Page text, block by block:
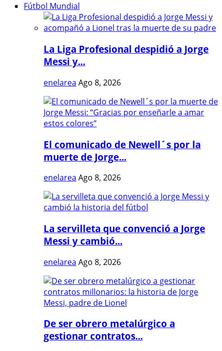
Fútbol Mundial
La Liga Profesional despidió a Jorge
Messi y...
enelarea Ago 8, 2026
El comunicado de Newell´s por la
muerte de Jorge...
enelarea Ago 8, 2026
La servilleta que convenció a Jorge
Messi y cambió...
enelarea Ago 8, 2026
De ser obrero metalúrgico a
gestionar contratos...